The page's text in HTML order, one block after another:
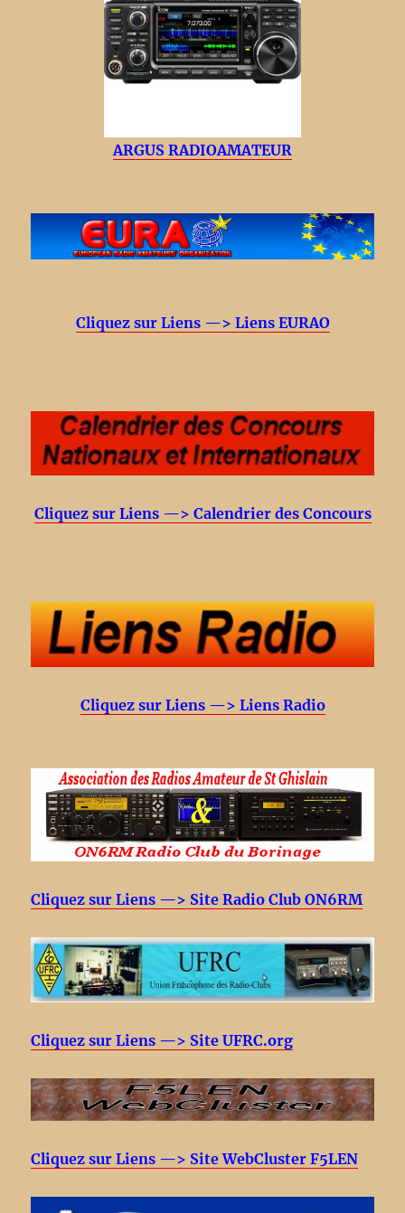
ARGUS RADIOAMATEUR
Cliquez sur Liens —> Liens EURAO
Cliquez sur Liens —> Calendrier des Concours
Cliquez sur Liens —> Liens Radio
Cliquez sur Liens —> Site Radio Club ON6RM
Cliquez sur Liens —> Site UFRC.org
Cliquez sur Liens —> Site WebCluster F5LEN